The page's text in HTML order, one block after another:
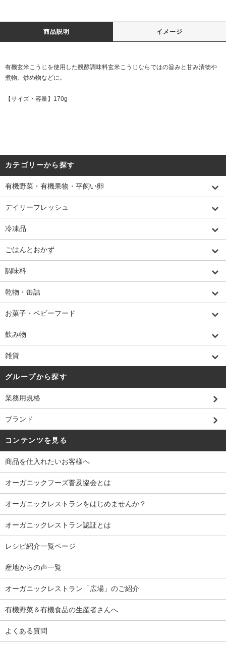
商品説明 イメージ
有機玄米こうじを使用した醗酵調味料玄米こうじならではの旨みと甘み漬物や
煮物、炒め物などに。
【サイズ・容量】170g
カテゴリーから探す
有機野菜・有機果物・平飼い卵
デイリーフレッシュ
冷凍品
ごはんとおかず
調味料
乾物・缶詰
お菓子・ベビーフード
飲み物
雑貨
グループから探す
業務用規格
ブランド
コンテンツを見る
商品を仕入れたいお客様へ
オーガニックフーズ普及協会とは
オーガニックレストランをはじめませんか？
オーガニックレストラン認証とは
レシピ紹介一覧ページ
産地からの声一覧
オーガニックレストラン「広場」のご紹介
有機野菜＆有機食品の生産者さんへ
よくある質問